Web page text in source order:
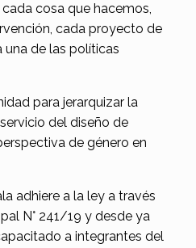
cosa que hacemos,
cada proyecto de
una de las políticas
para jerarquizar la
del diseño de
de género en
adhiere a la ley a través
N° 241/19 y desde ya
a integrantes del